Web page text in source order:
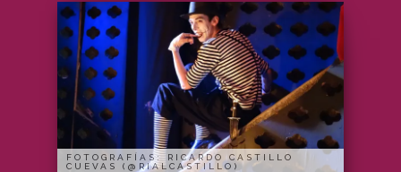
FOTOGRAFÍAS: RICARDO CASTILLO
CUEVAS (@RIALCASTILLO)